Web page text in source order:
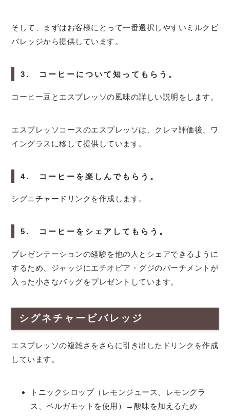
そして、まずはお客様にとって一番選択しやすいミルクビ
バレッジから提供しています。
3. コーヒーについて知ってもらう。
コーヒー豆とエスプレッソの風味の詳しい説明をします。
エスプレッソコースのエスプレッソは、クレマ評価後、ワ
イングラスに移して提供しています。
4. コーヒーを楽しんでもらう。
シグニチャードリンクを作成します。
5. コーヒーをシェアしてもらう。
プレゼンテーションの経験を他の人とシェアできるように
するため、ジャッジにエチオピア・グジのパーチメントが
入った小さなバッグをプレゼントしています。
シグネチャービバレッジ
エスプレッソの複雑さをさらに引き出したドリンクを作成
しています。
トニックシロップ（レモンジュース、レモングラ
ス、ベルガモットを使用）→酸味を加えるため